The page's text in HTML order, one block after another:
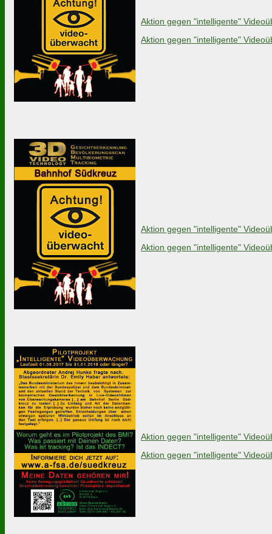
Aktion gegen "intelligente"
Aktion gegen "intelligente"
Aktion gegen "intelligente"
Aktion gegen "intelligente"
Aktion gegen "intelligente"
Aktion gegen "intelligente"